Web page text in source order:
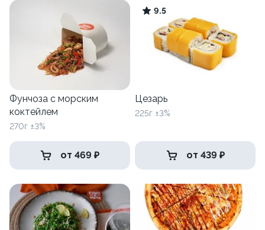
Фунчоза с морским
коктейлем
270г ±3%
от 469 ₽
9.5
Цезарь
225г ±3%
от 439 ₽